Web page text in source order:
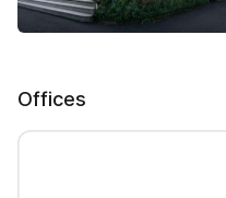
Offices